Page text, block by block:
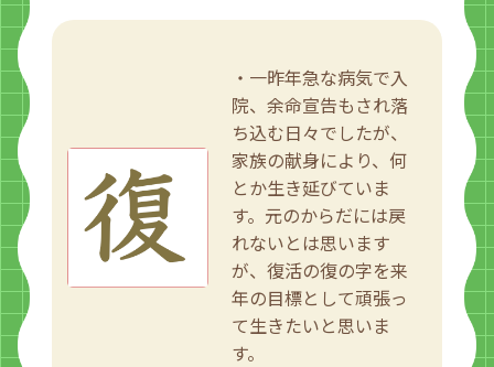
・一昨年急な病気で入
院、余命宣告もされ落
ち込む日々でしたが、
家族の献身により、何
とか生き延びていま
す。元のからだには戻
れないとは思います
が、復活の復の字を来
年の目標として頑張っ
て生きたいと思いま
す。